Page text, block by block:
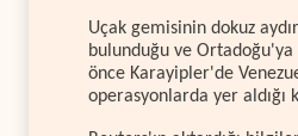
Uçak gemisinin dokuz
bulunduğu ve
önce Karayipler'de
operasyonlarda yer aldığı